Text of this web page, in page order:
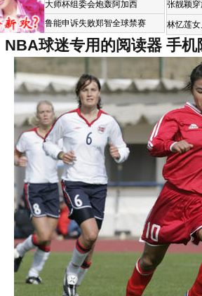
大师杯组委会炮轰阿加西
鲁能申诉失败郑智全球禁赛
张靓颖
林忆莲
NBA球迷专用的阅读器 手机